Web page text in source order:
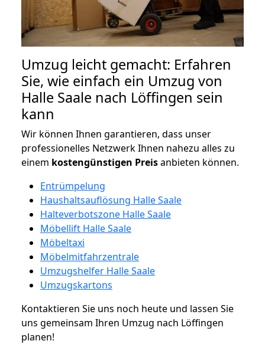
Umzug leicht gemacht: Erfahren
Sie, wie einfach ein Umzug von
Halle Saale nach Löffingen sein
kann
Wir können Ihnen garantieren, dass unser
professionelles Netzwerk Ihnen nahezu alles zu
einem kostengünstigen Preisanbieten können.
Entrümpelung
Haushaltsauflösung Halle Saale
Halteverbotszone Halle Saale
Möbellift Halle Saale
Möbeltaxi
Möbelmitfahrzentrale
Umzugshelfer Halle Saale
Umzugskartons
Kontaktieren Sie uns noch heute und lassen Sie
uns gemeinsam Ihren Umzug nach Löffingen
planen!